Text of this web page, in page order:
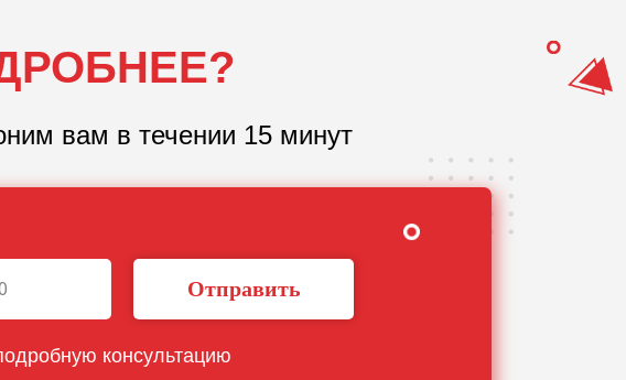
вам в течении 15 минут
Отправить
консультацию